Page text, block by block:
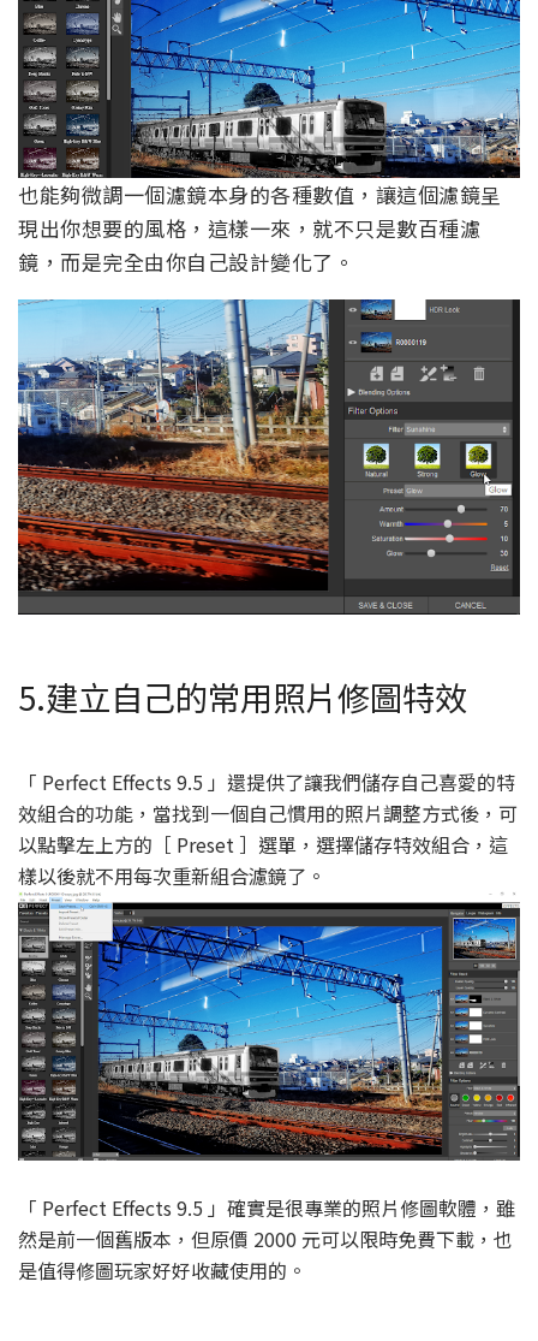
也能夠微調一個濾鏡本身的各種數值，讓這個濾鏡呈
現出你想要的風格，這樣一來，就不只是數百種濾
鏡，而是完全由你自己設計變化了。
5.建立自己的常用照片修圖特效
「 Perfect Effects 9.5 」還提供了讓我們儲存自己喜愛的特
效組合的功能，當找到一個自己慣用的照片調整方式後，可
以點擊左上方的［ Preset ］選單，選擇儲存特效組合，這
樣以後就不用每次重新組合濾鏡了。
「 Perfect Effects 9.5 」確實是很專業的照片修圖軟體，雖
然是前一個舊版本，但原價 2000 元可以限時免費下載，也
是值得修圖玩家好好收藏使用的。